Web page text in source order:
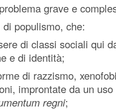
grave e
populismo, che:
di classi sociali qui
e di identità;
di razzismo,
improntate da un
regni;